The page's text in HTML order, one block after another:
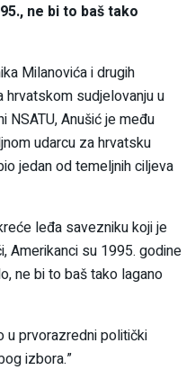
ne bi to baš tako
Milanovića i drugih
hrvatskom sudjelovanju u
NSATU, Anušić je među
udarcu za hrvatsku
jedan od temeljnih ciljeva
leđa savezniku koji je
Amerikanci su 1995. godine
ne bi to baš tako lagano
u prvorazredni politički
izbora.”